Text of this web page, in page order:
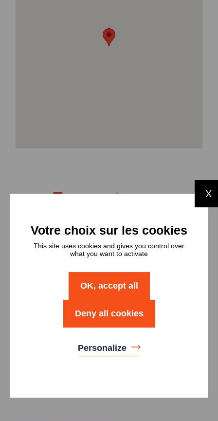
Types et
logements
Type Nombre
Logement T1 1
Logement T2 6
X
This site uses cookies and gives you control over
what you want to activate
OK, accept all
Deny all cookies
Personalize